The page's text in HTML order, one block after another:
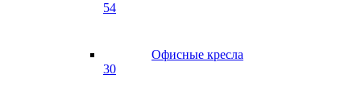
54
Офисные кресла
30